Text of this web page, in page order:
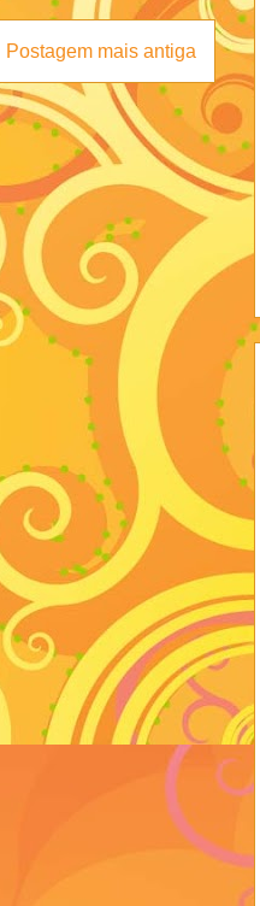
Postagem mais antiga